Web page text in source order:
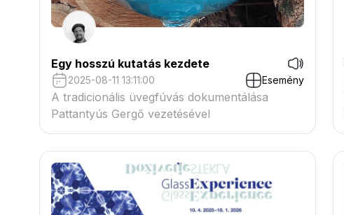
Egy hosszú kutatás kezdete
2025-08-11 13:11:00 Esemény
A tradicionális üvegfúvás dokumentálása
Pattantyús Gergő vezetésével